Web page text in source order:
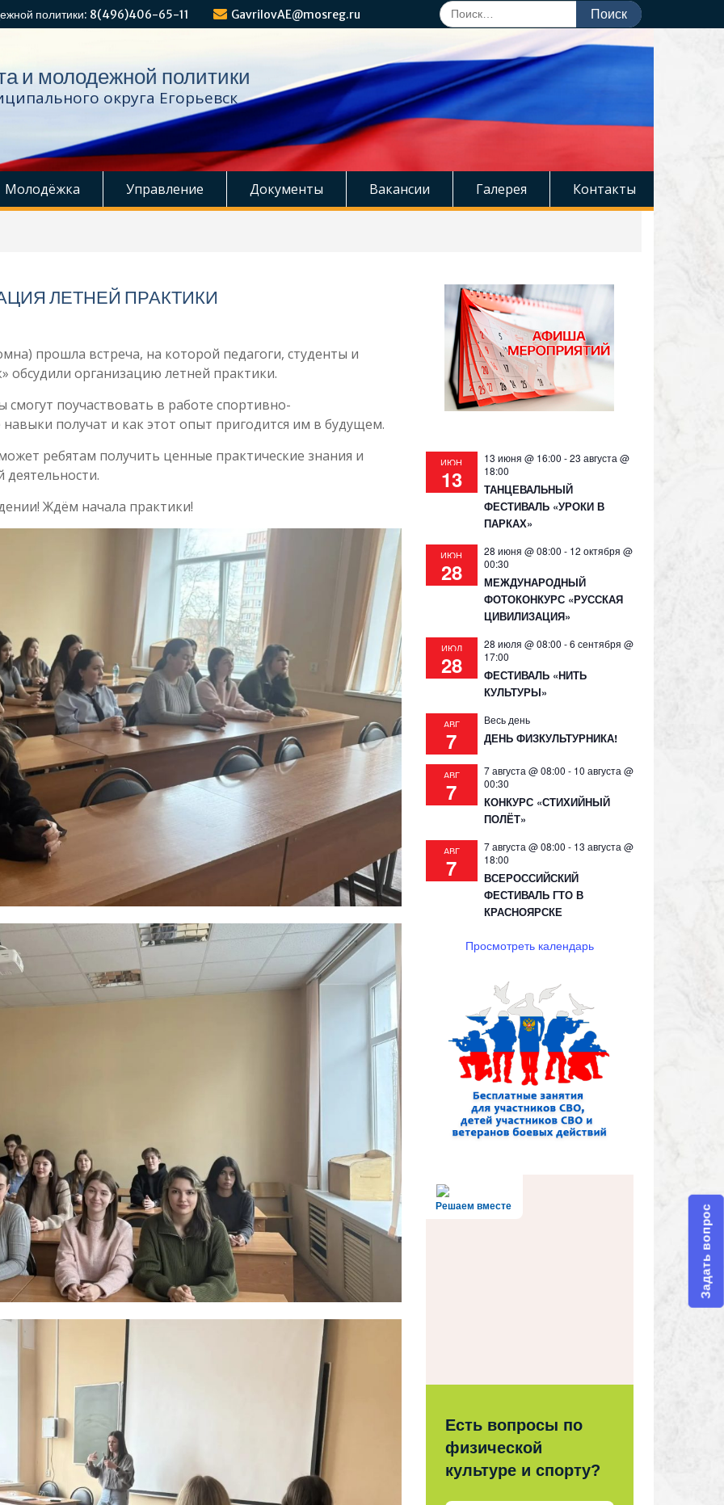
политики: 8(496)406-65-11 GavrilovAE@mosreg.ru
Поиск
по:
и молодежной политики
округа Егорьевск
Молодёжка Управление Документы Вакансии Галерея Контакты
ЛЕТНЕЙ ПРАКТИКИ
прошла встреча, на которой педагоги, студенты и
обсудили организацию летней практики.
поучаствовать в работе спортивно-
получат и как этот опыт пригодится им в будущем.
ребятам получить ценные практические знания и
деятельности.
Ждём начала практики!
ИЮН
13
13 июня @ 16:00 -23 августа @
18:00
ТАНЦЕВАЛЬНЫЙ
ФЕСТИВАЛЬ «УРОКИ В
ПАРКАХ»
ИЮН
28
28 июня @ 08:00 - 12 октября @
00:30
МЕЖДУНАРОДНЫЙ
ФОТОКОНКУРС «РУССКАЯ
ЦИВИЛИЗАЦИЯ»
ИЮЛ
28
28 июля @ 08:00 -6 сентября @
17:00
ФЕСТИВАЛЬ «НИТЬ
КУЛЬТУРЫ»
АВГ
7
Весь день
ДЕНЬ ФИЗКУЛЬТУРНИКА!
АВГ
7
7 августа @ 08:00 - 10 августа @
00:30
КОНКУРС «СТИХИЙНЫЙ
ПОЛЁТ»
АВГ
7
7 августа @ 08:00 - 13 августа @
18:00
ВСЕРОССИЙСКИЙ
ФЕСТИВАЛЬ ГТО В
КРАСНОЯРСКЕ
Просмотреть календарь
Решаем вместе
Есть вопросы по
физической
культуре и спорту?
Задать вопрос